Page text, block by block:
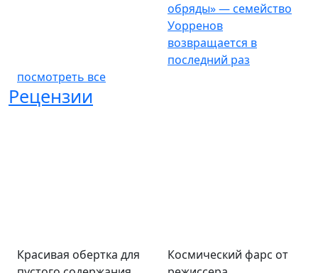
обряды» — семейство
Уорренов
возвращается в
последний раз
посмотреть все
Рецензии
Красивая обертка для
Космический фарс от